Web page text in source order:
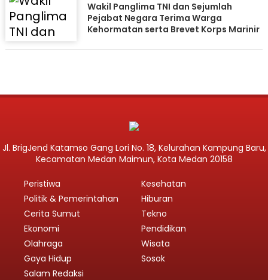
Wakil Panglima TNI dan Sejumlah
Pejabat Negara Terima Warga
Kehormatan serta Brevet Korps Marinir
Jl. BrigJend Katamso Gang Lori No. 18, Kelurahan Kampung Baru,
Kecamatan Medan Maimun, Kota Medan 20158
Peristiwa
Politik & Pemerintahan
Cerita Sumut
Ekonomi
Olahraga
Gaya Hidup
Kesehatan
Hiburan
Tekno
Pendidikan
Wisata
Sosok
Salam Redaksi